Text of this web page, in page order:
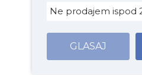
Ne prodajem ispod
GLASAJ